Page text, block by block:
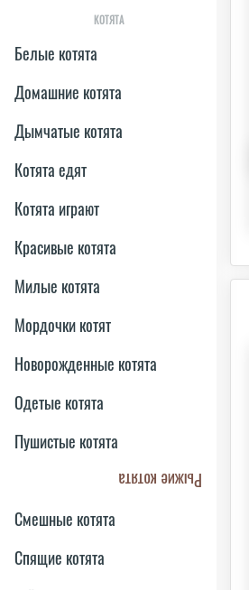
КОТЯТА
Белые котята
Домашние котята
Дымчатые котята
Котята едят
Котята играют
Красивые котята
Милые котята
Мордочки котят
Новорожденные котята
Одетые котята
Пушистые котята
Рыжие котята
Смешные котята
Спящие котята